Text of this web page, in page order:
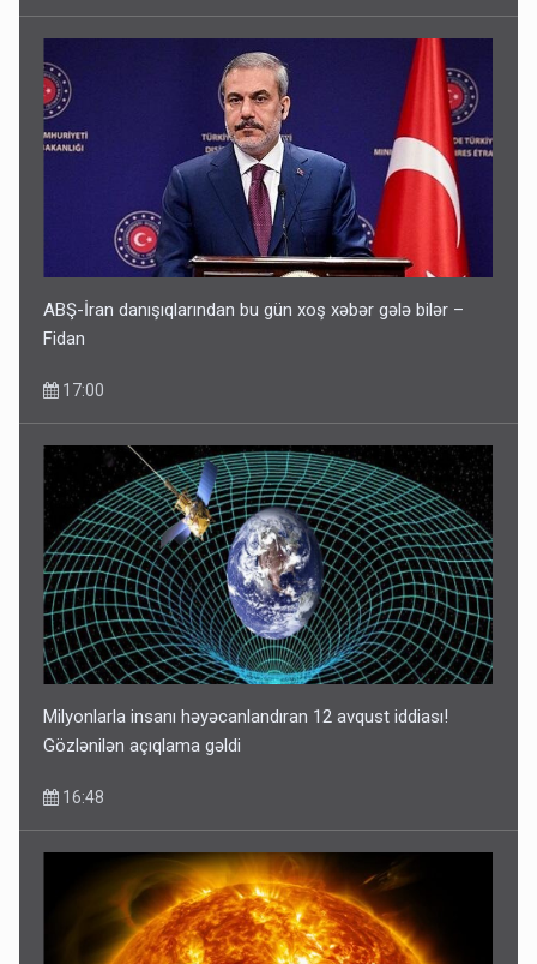
ABŞ-İran danışıqlarından bu gün xoş xəbər gələ bilər –
Fidan
17:00
Milyonlarla insanı həyəcanlandıran 12 avqust iddiası!
Gözlənilən açıqlama gəldi
16:48